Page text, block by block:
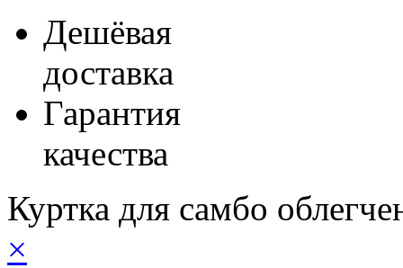
Дешёвая
доставка
Гарантия
качества
Куртка для самбо
×